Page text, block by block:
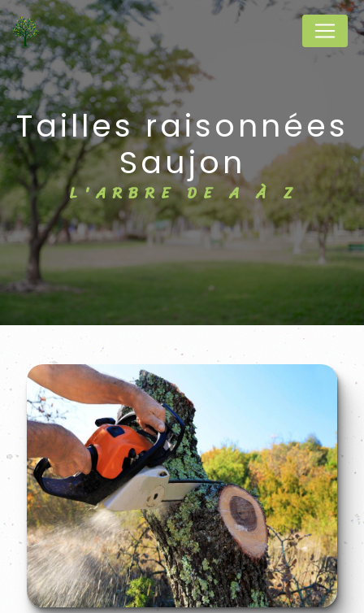
tailles raisonnées
Saujon
L'ARBRE DE A À Z
Panneau de gestion des cookies